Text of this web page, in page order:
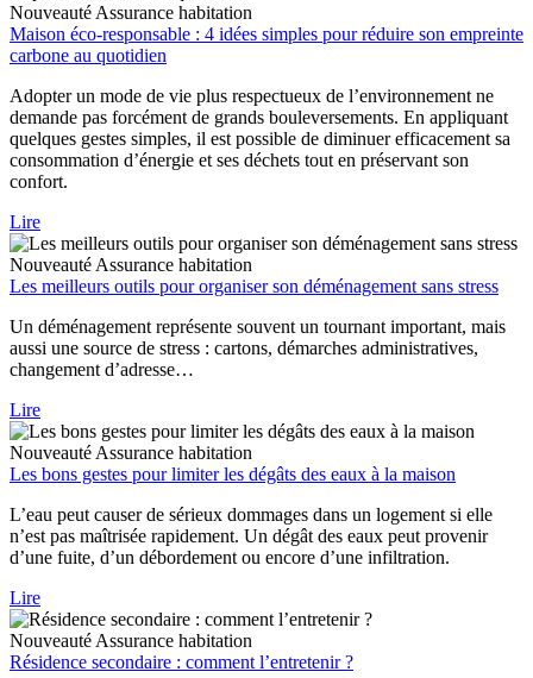
Nouveauté Assurance habitation
Maison éco-responsable : 4 idées simples pour réduire son empreinte
carbone au quotidien
Adopter un mode de vie plus respectueux de l’environnement ne
demande pas forcément de grands bouleversements. En appliquant
quelques gestes simples, il est possible de diminuer efficacement sa
consommation d’énergie et ses déchets tout en préservant son
confort.
Lire
Nouveauté Assurance habitation
Les meilleurs outils pour organiser son déménagement sans stress
Un déménagement représente souvent un tournant important, mais
aussi une source de stress : cartons, démarches administratives,
changement d’adresse…
Lire
Nouveauté Assurance habitation
Les bons gestes pour limiter les dégâts des eaux à la maison
L’eau peut causer de sérieux dommages dans un logement si elle
n’est pas maîtrisée rapidement. Un dégât des eaux peut provenir
d’une fuite, d’un débordement ou encore d’une infiltration.
Lire
Nouveauté Assurance habitation
Résidence secondaire : comment l’entretenir ?